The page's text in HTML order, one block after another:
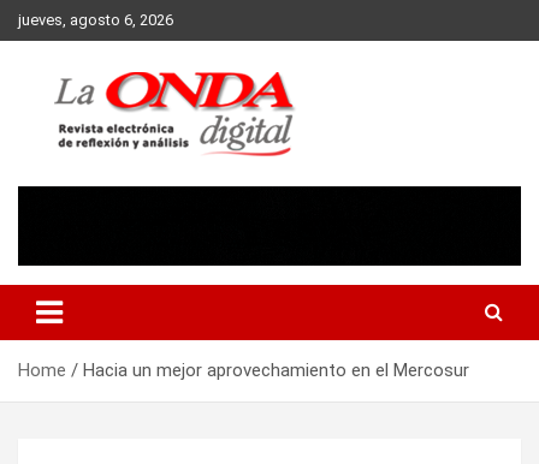
Skip
to
jueves, agosto 6, 2026
Home Hacia un mejor aprovechamiento en el Mercosur